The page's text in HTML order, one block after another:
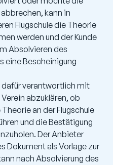
kann in
Flugschule die Theorie
werden und der Kunde
Absolvieren des
eine Bescheinigung
dafür verantwortlich mit
abzuklären, ob
an der Flugschule
und die Bestätigung
Der Anbieter
Dokument als Vorlage zur
nach Absolvierung des